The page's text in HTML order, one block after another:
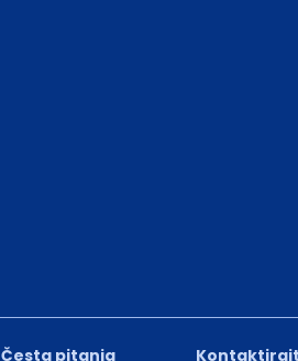
Česta pitanja